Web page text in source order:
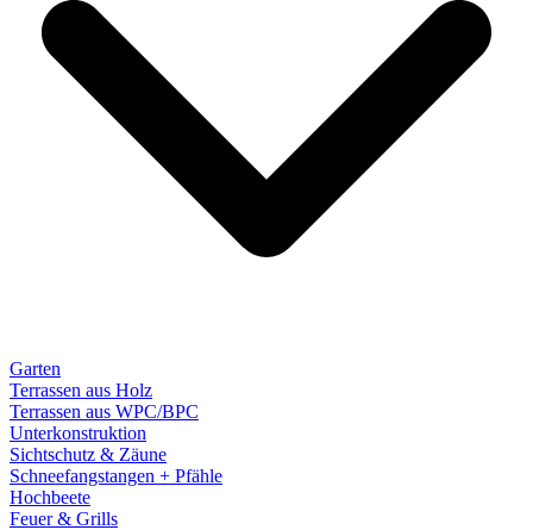
Garten
Terrassen aus Holz
Terrassen aus WPC/BPC
Unterkonstruktion
Sichtschutz & Zäune
Schneefangstangen + Pfähle
Hochbeete
Feuer & Grills